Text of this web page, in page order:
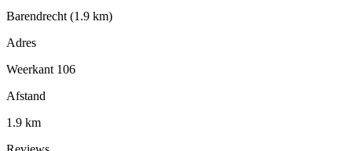
Barendrecht (1.9 km)
Adres
Weerkant 106
Afstand
1.9 km